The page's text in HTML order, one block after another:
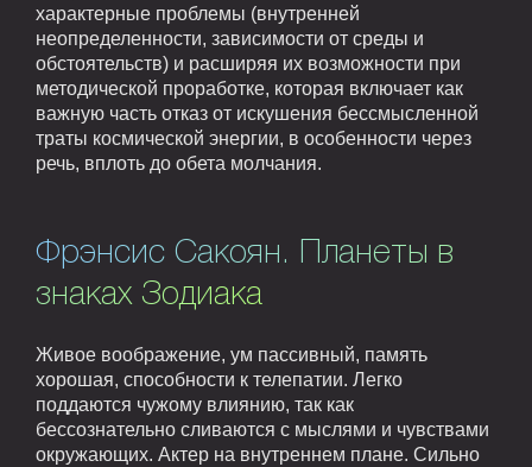
характерные проблемы (внутренней
неопределенности, зависимости от среды и
обстоятельств) и расширяя их возможности при
методической проработке, которая включает как
важную часть отказ от искушения бессмысленной
траты космической энергии, в особенности через
речь, вплоть до обета молчания.
Фрэнсис Сакоян. Планеты в
знаках Зодиака
Живое воображение, ум пассивный, память
хорошая, способности к телепатии. Легко
поддаются чужому влиянию, так как
бессознательно сливаются с мыслями и чувствами
окружающих. Актер на внутреннем плане. Сильно